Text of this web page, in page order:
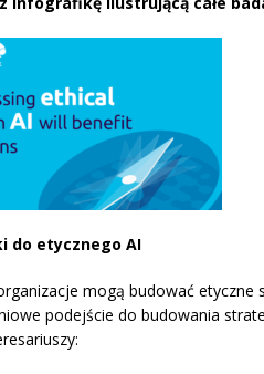
do etycznego AI
mogą budować etyczne
podejście do budowania